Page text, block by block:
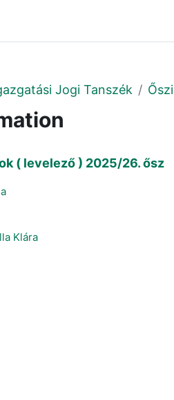
Jogi Tanszék Őszi
( levelező ) 2025/26. ősz
Klára